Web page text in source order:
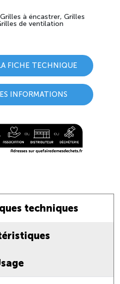
à éncastrer, Grilles
de ventilation
FICHE TECHNIQUE
INFORMATIONS
techniques